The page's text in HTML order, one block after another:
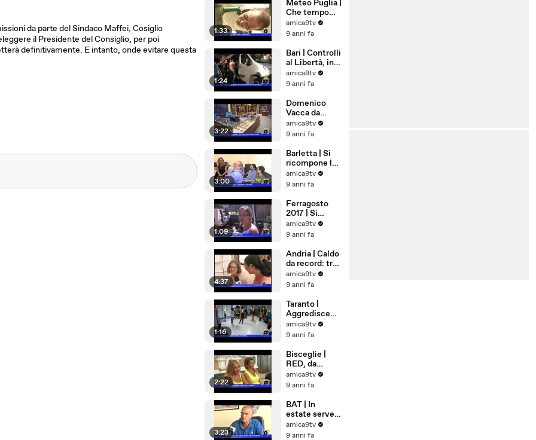
da parte del Sindaco Maffei, Cosiglio
il Presidente del Consiglio, per poi
definitivamente. E intanto, onde evitare questa
1:33
Meteo Puglia |
Che tempo
farà a
Ferragosto
amica9tv
9 anni fa
1:24
Bari | Controlli
al Libertà, in
via Nicolai una
pistola
amica9tv
9 anni fa
3:22
Domenico
Vacca da
Andria a New
York,
Puglia
amica9tv
9 anni fa
3:00
Barletta | Si
ricompone la
Democrazia
Cristiana
amica9tv
9 anni fa
1:09
Ferragosto
2017 | Si
rimane a casa
amica9tv
9 anni fa
4:37
Andria | Caldo
da record: tra
cibi freschi e
matrimoni
amica9tv
9 anni fa
1:16
Taranto |
Aggredisce
anzia in
ospedale
amica9tv
9 anni fa
2:22
Bisceglie |
RED, da
Settembre
lavoro per 81
amica9tv
9 anni fa
3:23
BAT | In
estate serve
più sangue,
appello alla
amica9tv
9 anni fa